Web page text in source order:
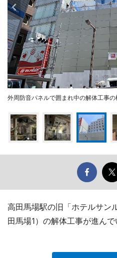
外周防音パネルで囲まれ中の解体工事
高田馬場駅の旧「ホテルサン
田馬場1）の解体工事が進んで